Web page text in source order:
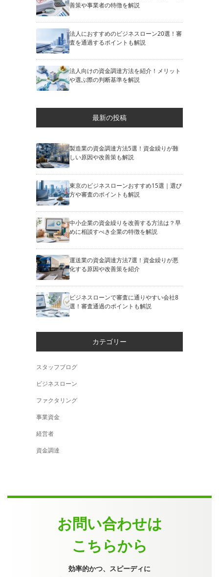
善策や事業者の特徴を解説
法人におすすめのビジネスローン20選！審
査を通過するポイントも解説
法人向けの資金調達方法を紹介！メリット
や選ぶ際の判断基準を解説
最新の投稿
製造業の資金調達方法5選！資金繰りが難
しい原因や改善策も解説
東京のビジネスローンおすすめ15選｜選び
方や審査のポイントも解説
中小企業の資金繰りを改善する方法は？早
めに相談すべき企業の特徴を解説
運送業の資金調達方法7選！資金繰りが悪
化する原因や改善策を紹介
ビジネスローンで審査に通りやすい会社8
選！審査通過のポイントも解説
カテゴリー
スタッフブログ
ビジネスローン
ファクタリング
事業資金
経営者
資金調達
お問い合わせは
こちらから
効率的かつ、スピーディに